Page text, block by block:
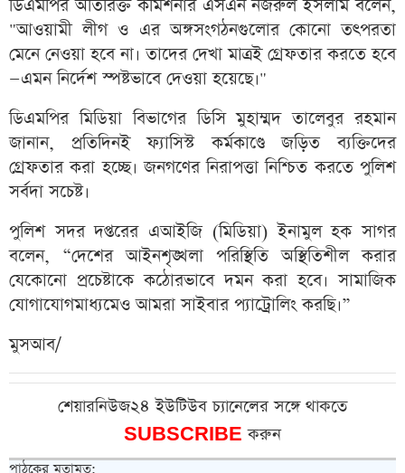
ডিএমপির অতিরিক্ত কমিশনার এসএন নজরুল ইসলাম বলেন,
"আওয়ামী লীগ ও এর অঙ্গসংগঠনগুলোর কোনো তৎপরতা
মেনে নেওয়া হবে না। তাদের দেখা মাত্রই গ্রেফতার করতে হবে
—এমন নির্দেশ স্পষ্টভাবে দেওয়া হয়েছে।"
ডিএমপির মিডিয়া বিভাগের ডিসি মুহাম্মদ তালেবুর রহমান
জানান, প্রতিদিনই ফ্যাসিস্ট কর্মকাণ্ডে জড়িত ব্যক্তিদের
গ্রেফতার করা হচ্ছে। জনগণের নিরাপত্তা নিশ্চিত করতে পুলিশ
সর্বদা সচেষ্ট।
পুলিশ সদর দপ্তরের এআইজি (মিডিয়া) ইনামুল হক সাগর
বলেন, “দেশের আইনশৃঙ্খলা পরিস্থিতি অস্থিতিশীল করার
যেকোনো প্রচেষ্টাকে কঠোরভাবে দমন করা হবে। সামাজিক
যোগাযোগমাধ্যমেও আমরা সাইবার প্যাট্রোলিং করছি।”
মুসআব/
শেয়ারনিউজ২৪ ইউটিউব চ্যানেলের সঙ্গে থাকতে
SUBSCRIBEকরুন
পাঠকের মতামত: